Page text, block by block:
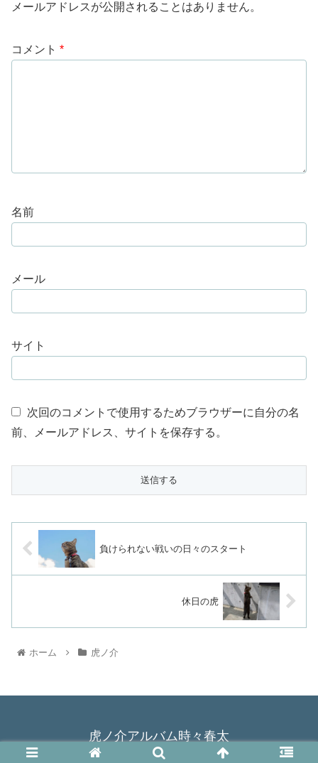
メールアドレスが公開されることはありません。
コメント *
名前
メール
サイト
次回のコメントで使用するためブラウザーに自分の名
前、メールアドレス、サイトを保存する。
負けられない戦いの日々のスタート
休日の虎
ホーム 虎ノ介
虎ノ介アルバム時々春太
© 2015 虎ノ介アルバム時々春太.